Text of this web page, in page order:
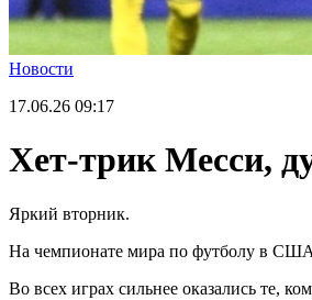
Новости
17.06.26 09:17
Хет-трик Месси,
Яркий вторник.
На чемпионате мира по футболу в
Во всех играх сильнее оказались те,